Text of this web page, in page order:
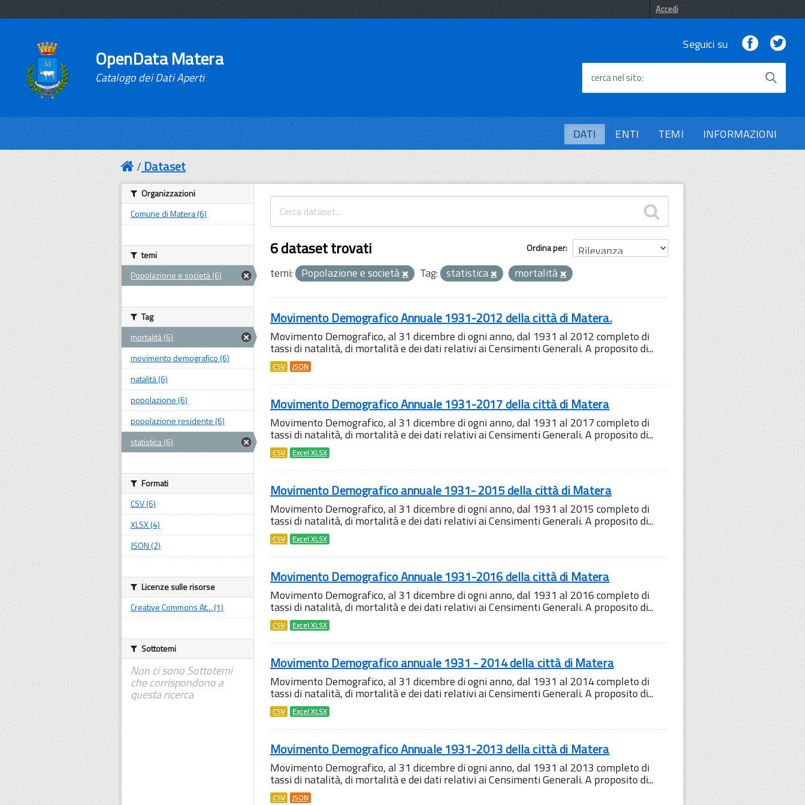
Accedi
OpenData Matera
Catalogo dei Dati Aperti
Seguici su Facebook
cerca nel sito
DATI ENTI TEMI INFORMAZIONI
Dataset
Ordina per
6 dataset trovati
temi: Popolazione e società Tag: statistica mortalità
Movimento Demografico Annuale 1931-2012 della città di Matera.
Movimento Demografico, al 31 dicembre di ogni anno, dal 1931 al 2012 completo di
tassi di natalità, di mortalità e dei dati relativi ai Censimenti Generali. A proposito di...
CSV JSON
Movimento Demografico Annuale 1931-2017 della città di Matera
Movimento Demografico, al 31 dicembre di ogni anno, dal 1931 al 2017 completo di
tassi di natalità, di mortalità e dei dati relativi ai Censimenti Generali. A proposito di...
CSV Excel XLSX
Movimento Demografico annuale 1931- 2015 della città di Matera
Movimento Demografico, al 31 dicembre di ogni anno, dal 1931 al 2015 completo di
tassi di natalità, di mortalità e dei dati relativi ai Censimenti Generali. A proposito di...
CSV Excel XLSX
Movimento Demografico Annuale 1931-2016 della città di Matera
Movimento Demografico, al 31 dicembre di ogni anno, dal 1931 al 2016 completo di
tassi di natalità, di mortalità e dei dati relativi ai Censimenti Generali. A proposito di...
CSV Excel XLSX
Movimento Demografico annuale 1931 - 2014 della città di Matera
Movimento Demografico, al 31 dicembre di ogni anno, dal 1931 al 2014 completo di
tassi di natalità, di mortalità e dei dati relativi ai Censimenti Generali. A proposito di...
CSV Excel XLSX
Movimento Demografico Annuale 1931-2013 della città di Matera
Movimento Demografico, al 31 dicembre di ogni anno, dal 1931 al 2013 completo di
tassi di natalità, di mortalità e dei dati relativi ai Censimenti Generali. A proposito di...
CSV JSON
Organizzazioni
Comune di Matera (6)
temi
Popolazione e società (6)
Tag
mortalità (6)
movimento demografico (6)
natalità (6)
popolazione (6)
popolazione residente (6)
statistica (6)
Formati
CSV (6)
XLSX (4)
JSON (2)
Licenze sulle risorse
Creative Commons At... (1)
Sottotemi
Non ci sono Sottotemi
che corrispondono a
questa ricerca